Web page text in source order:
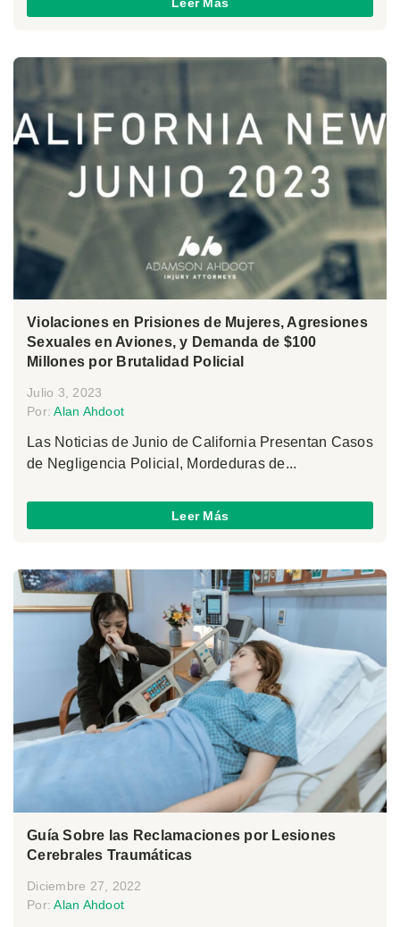
Leer Más
Violaciones en Prisiones de Mujeres, Agresiones
Sexuales en Aviones, y Demanda de $100
Millones por Brutalidad Policial
Julio 3, 2023
Por:Alan Ahdoot
Las Noticias de Junio de California Presentan Casos
de Negligencia Policial, Mordeduras de...
Leer Más
Guía Sobre las Reclamaciones por Lesiones
Cerebrales Traumáticas
Diciembre 27, 2022
Por:Alan Ahdoot